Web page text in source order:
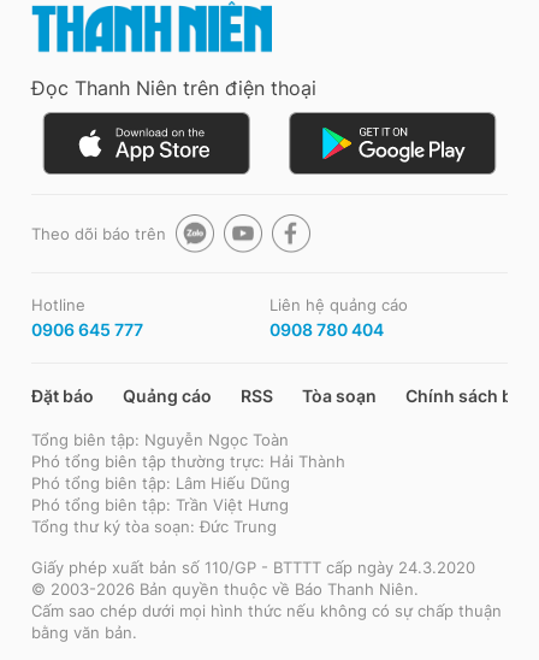
Đọc Thanh Niên trên điện thoại
Theo dõi báo trên
Hotline
0906 645 777
Liên hệ quảng cáo
0908 780 404
Đặt báo Quảng cáo RSS Tòa soạn Chính sách bảo
Tổng biên tập: Nguyễn Ngọc Toàn
Phó tổng biên tập thường trực: Hải Thành
Phó tổng biên tập: Lâm Hiếu Dũng
Phó tổng biên tập: Trần Việt Hưng
Tổng thư ký tòa soạn: Đức Trung
Giấy phép xuất bản số 110/GP - BTTTT cấp ngày 24.3.2020
© 2003-2026 Bản quyền thuộc về Báo Thanh Niên.
Cấm sao chép dưới mọi hình thức nếu không có sự chấp thuận
bằng văn bản.